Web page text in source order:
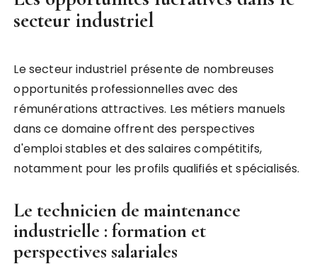
secteur industriel
Le secteur industriel présente de nombreuses
opportunités professionnelles avec des
rémunérations attractives. Les métiers manuels
dans ce domaine offrent des perspectives
d'emploi stables et des salaires compétitifs,
notamment pour les profils qualifiés et spécialisés.
Le technicien de maintenance
industrielle : formation et
perspectives salariales